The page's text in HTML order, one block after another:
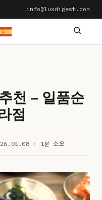
info@luxdigest.com
천 – 일품순
점
· 1분 소요